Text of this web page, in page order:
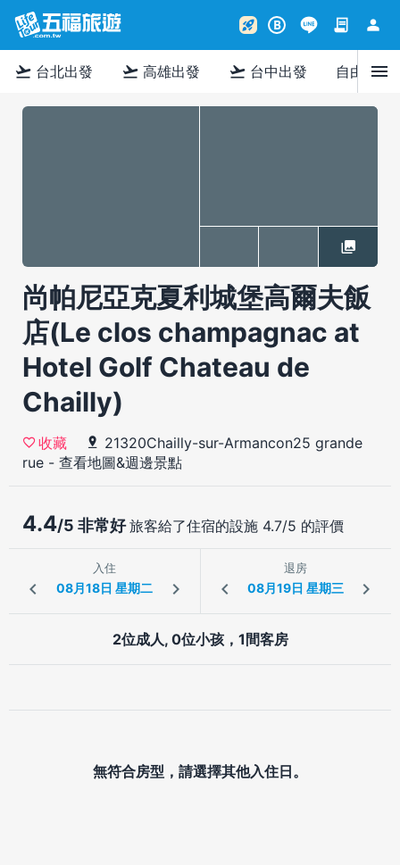
rocket_launch B contract person
flight_takeoff 台北出發 flight_takeoff 高雄出發 flight_takeoff 台中出發 自由行menu
尚帕尼亞克夏利城堡高爾夫飯
店(Le clos champagnac at
Hotel Golf Chateau de
Chailly)
收藏
21320Chailly-sur-Armancon25 grande
rue - 查看地圖&週邊景點
4.4/5 非常好旅客給了住宿的設施 4.7/5 的評價
入住 退房
2位成人, 0位小孩，1間客房
無符合房型，請選擇其他入住日。